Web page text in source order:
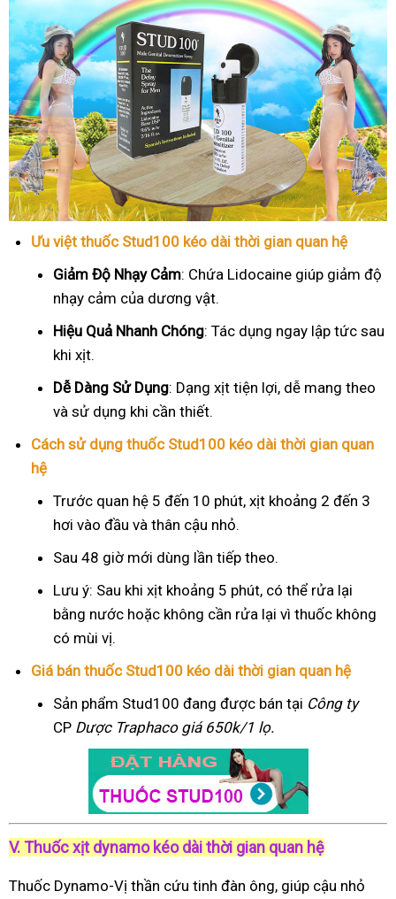
Ưu việt thuốc Stud100 kéo dài thời gian quan hệ
Giảm Độ Nhạy Cảm: Chứa Lidocaine giúp giảm độ
nhạy cảm của dương vật.
Hiệu Quả Nhanh Chóng: Tác dụng ngay lập tức sau
khi xịt.
Dễ Dàng Sử Dụng: Dạng xịt tiện lợi, dễ mang theo
và sử dụng khi cần thiết.
Cách sử dụng thuốc Stud100 kéo dài thời gian quan
hệ
Trước quan hệ 5 đến 10 phút, xịt khoảng 2 đến 3
hơi vào đầu và thân cậu nhỏ.
Sau 48 giờ mới dùng lần tiếp theo.
Lưu ý: Sau khi xịt khoảng 5 phút, có thể rửa lại
bằng nước hoặc không cần rửa lại vì thuốc không
có mùi vị.
Giá bán thuốc Stud100 kéo dài thời gian quan hệ
Sản phẩm Stud100 đang được bán tại Công ty
CP Dược Traphacogiá 650k/1 lọ.
V. Thuốc xịt dynamo kéo dài thời gian quan hệ
Thuốc Dynamo-Vị thần cứu tinh đàn ông, giúp cậu nhỏ